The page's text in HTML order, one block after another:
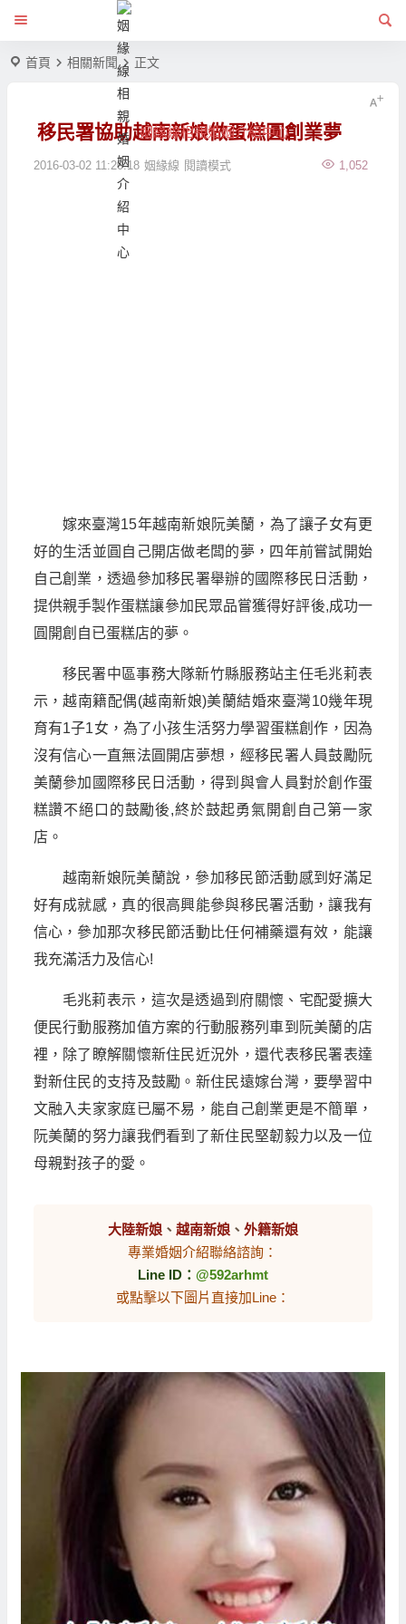
姻緣線相親婚姻介紹中心
首頁 相關新聞 正文
移民署協助越南新娘做蛋糕圓創業夢
2016-03-02 11:20:18 姻緣線 1,052
閱讀模式
嫁來臺灣15年越南新娘阮美蘭，為了讓子女有更
好的生活並圓自己開店做老闆的夢，四年前嘗試開始
自己創業，透過參加移民署舉辦的國際移民日活動，
提供親手製作蛋糕讓參加民眾品嘗獲得好評後,成功一
圓開創自已蛋糕店的夢。
移民署中區事務大隊新竹縣服務站主任毛兆莉表
示，越南籍配偶(越南新娘)美蘭結婚來臺灣10幾年現
育有1子1女，為了小孩生活努力學習蛋糕創作，因為
沒有信心一直無法圓開店夢想，經移民署人員鼓勵阮
美蘭參加國際移民日活動，得到與會人員對於創作蛋
糕讚不絕口的鼓勵後,終於鼓起勇氣開創自己第一家
店。
越南新娘阮美蘭說，參加移民節活動感到好滿足
好有成就感，真的很高興能參與移民署活動，讓我有
信心，參加那次移民節活動比任何補藥還有效，能讓
我充滿活力及信心!
毛兆莉表示，這次是透過到府關懷、宅配愛擴大
便民行動服務加值方案的行動服務列車到阮美蘭的店
裡，除了瞭解關懷新住民近況外，還代表移民署表達
對新住民的支持及鼓勵。新住民遠嫁台灣，要學習中
文融入夫家家庭已屬不易，能自己創業更是不簡單，
阮美蘭的努力讓我們看到了新住民堅韌毅力以及一位
母親對孩子的愛。
大陸新娘、 越南新娘、 外籍新娘
專業婚姻介紹聯絡諮詢：
Line ID： @592arhmt
或點擊以下圖片直接加Line：